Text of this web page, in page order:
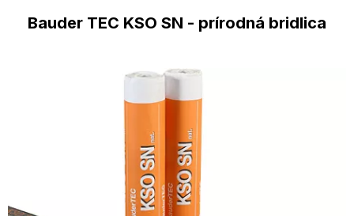
Bauder TEC KSO SN - prírodná bridlica